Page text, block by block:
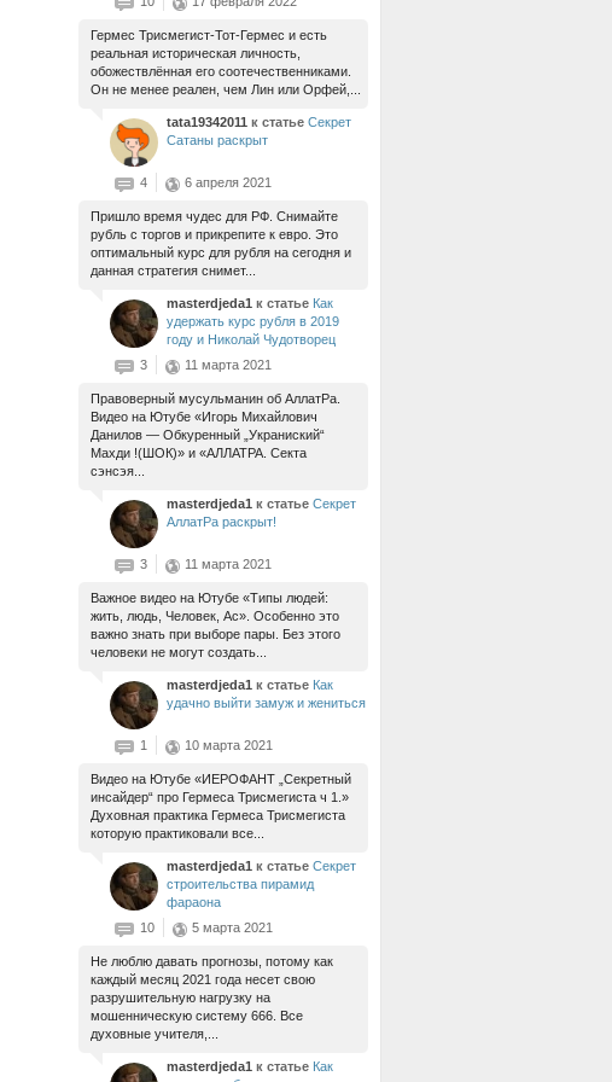
Гермес Трисмегист-Тот-Гермес и есть
реальная историческая личность,
обожествлённая его соотечественниками.
Он не менее реален, чем Лин или Орфей,...
tata19342011 к статье Секрет
Сатаны раскрыт
4 6 апреля 2021
Пришло время чудес для РФ. Снимайте
рубль с торгов и прикрепите к евро. Это
оптимальный курс для рубля на сегодня и
данная стратегия снимет...
masterdjeda1 к статье Как
удержать курс рубля в 2019
году и Николай Чудотворец
3
11 марта 2021
Правоверный мусульманин об АллатРа.
Видео на Ютубе «Игорь Михайлович
Данилов — Обкуренный „Украниский“
Махди !(ШОК)» и «АЛЛАТРА. Секта
сэнсэя...
masterdjeda1 к статье Секрет
АллатРа раскрыт!
3 11 марта 2021
Важное видео на Ютубе «Типы людей:
жить, людь, Человек, Ас». Особенно это
важно знать при выборе пары. Без этого
человеки не могут создать...
masterdjeda1 к статье Как
удачно выйти замуж и жениться
1 10 марта 2021
Видео на Ютубе «ИЕРОФАНТ „Секретный
инсайдер“ про Гермеса Трисмегиста ч 1.»
Духовная практика Гермеса Трисмегиста
которую практиковали все...
masterdjeda1 к статье Секрет
строительства пирамид
фараона
10
5 марта 2021
Не люблю давать прогнозы, потому как
каждый месяц 2021 года несет свою
разрушительную нагрузку на
мошенническую систему 666. Все
духовные учителя,...
masterdjeda1 к статье Как